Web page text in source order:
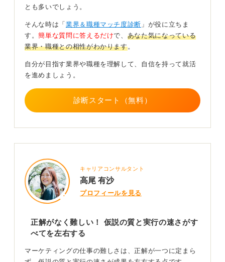
自分が立てた仮説が、結果として数字に表れ、社会に影
この仕事は、数字を見て分析し、仮説を立てて検証する
というサイクルの繰り返しなので、そのプロセスを楽し
まずは自分のSNSで「どうすれば見てもらえるか」を分
析してみましょう。自分に合うかどうかを確かめられま
す。セルフインターンシップのような感覚で、ぜひ挑戦
してみてください。
とも多いでしょう。
そんな時は「 業界＆職種マッチ度診断 」が役に立ちま
す。簡単な質問に答えるだけで、 あなた気になっている
業界・職種との相性がわかります。
自分が目指す業界や職種を理解して、自信を持って就活
を進めましょう。
診断スタート（無料）
キャリアコンサルタント
高尾 有沙
プロフィールを見る
正解がなく難しい！ 仮説の質と実行の速さがす
べてを左右する
マーケティングの仕事の難しさは、正解が一つに定まら